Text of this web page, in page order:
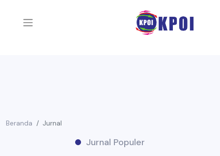
Beranda Jurnal
Jurnal Populer